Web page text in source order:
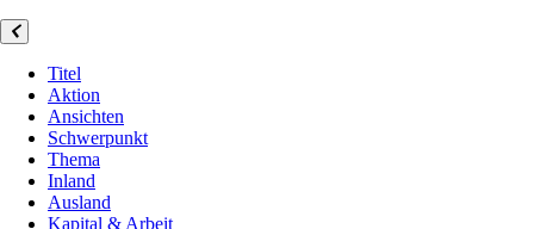
Titel
Aktion
Ansichten
Schwerpunkt
Thema
Inland
Ausland
Kapital & Arbeit